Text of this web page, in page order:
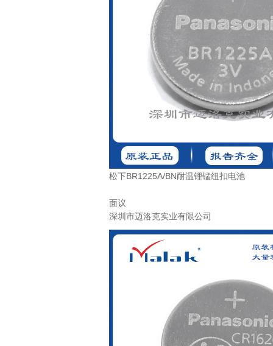
松下BR1225A/BN耐温锂锰纽扣电池
面议
深圳市迈洛克实业有限公司